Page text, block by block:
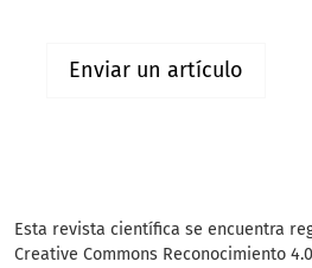
Enviar un artículo
Esta revista científica se encuentra
Creative Commons Reconocimiento